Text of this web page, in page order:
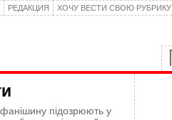
РЕДАКЦИЯ ХОЧУ ВЕСТИ СВОЮ РУБРИКУ
підозрюють у